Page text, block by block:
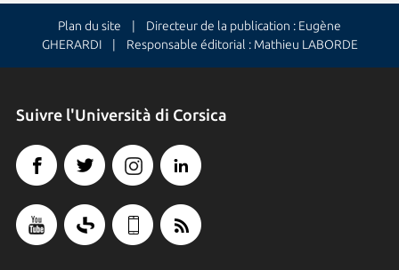
Plan du site | Directeur de la publication : Eugène
GHERARDI | Responsable éditorial : Mathieu LABORDE
Suivre l'Università di Corsica